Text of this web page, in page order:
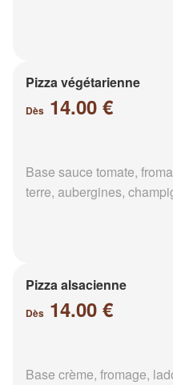
Pizza végétarienne
Dès 14.00 €
Base sauce tomate,
terre, aubergines,
Pizza alsacienne
Dès 14.00 €
Base crème, fromage,